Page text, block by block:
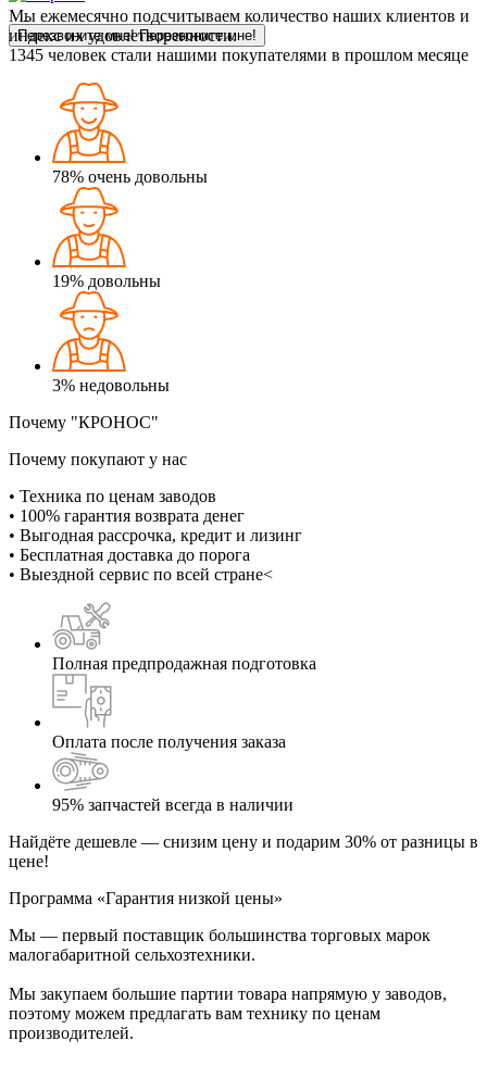
Перезвоните мне! Перезвоните мне!
Мы ежемесячно подсчитываем количество наших клиентов и
индекс их удовлетворенности.
1345 человек стали нашими покупателями в прошлом месяце
78% очень довольны
19% довольны
3% недовольны
Почему "КРОНОС"
Почему покупают у нас
• Техника по ценам заводов
• 100% гарантия возврата денег
• Выгодная рассрочка, кредит и лизинг
• Бесплатная доставка до порога
• Выездной сервис по всей стране<
Полная предпродажная подготовка
Оплата после получения заказа
95% запчастей всегда в наличии
Найдёте дешевле — снизим цену и подарим 30% от разницы в
цене!
Программа «Гарантия низкой цены»
Мы — первый поставщик большинства торговых марок
малогабаритной сельхозтехники.
Мы закупаем большие партии товара напрямую у заводов,
поэтому можем предлагать вам технику по ценам
производителей.